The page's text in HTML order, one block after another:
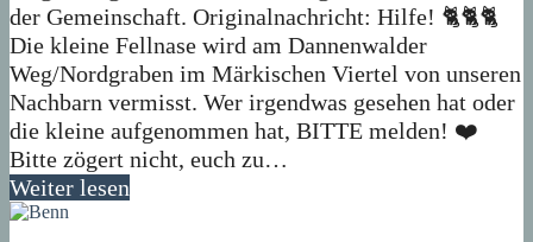
der Gemeinschaft. Originalnachricht: Hilfe! 🐈🐈🐈
Die kleine Fellnase wird am Dannenwalder
Weg/Nordgraben im Märkischen Viertel von unseren
Nachbarn vermisst. Wer irgendwas gesehen hat oder
die kleine aufgenommen hat, BITTE melden! ❤️
Bitte zögert nicht, euch zu…
Weiter lesen